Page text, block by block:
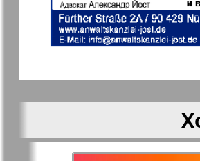
Парус
Германия